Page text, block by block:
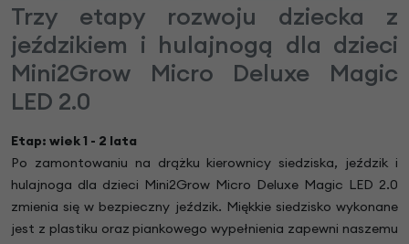
Trzy etapy rozwoju dziecka z
jeździkiem i hulajnogą dla dzieci
Mini2Grow Micro Deluxe Magic
LED 2.0
Etap: wiek 1 - 2 lata
Po zamontowaniu na drążku kierownicy siedziska, jeździk i
hulajnoga dla dzieci Mini2Grow Micro Deluxe Magic LED 2.0
zmienia się w bezpieczny jeździk. Miękkie siedzisko wykonane
jest z plastiku oraz piankowego wypełnienia zapewni naszemu